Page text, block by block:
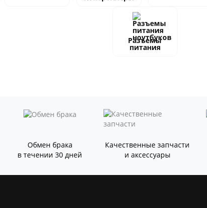
Разъемы
питания
Обмен брака
в течении 30 дней
Качественные запчасти
и аксессуары